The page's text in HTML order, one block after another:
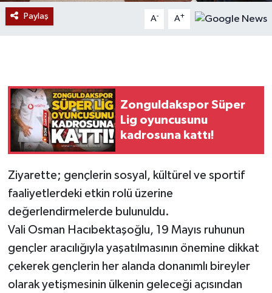
Paylaş A- A+
Zonguldakspor Süper
Lig oyuncusunu
kadrosuna kattı!
Ziyarette; gençlerin sosyal, kültürel ve sportif
faaliyetlerdeki etkin rolü üzerine
değerlendirmelerde bulunuldu.
Vali Osman Hacıbektaşoğlu, 19 Mayıs ruhunun
gençler aracılığıyla yaşatılmasının önemine dikkat
çekerek gençlerin her alanda donanımlı bireyler
olarak yetişmesinin ülkenin geleceği açısından
Eğitim
Gökçebey
GÜNDEM
İş ilanı
Kilimli
Kültür - Sanat
MAGAZİN